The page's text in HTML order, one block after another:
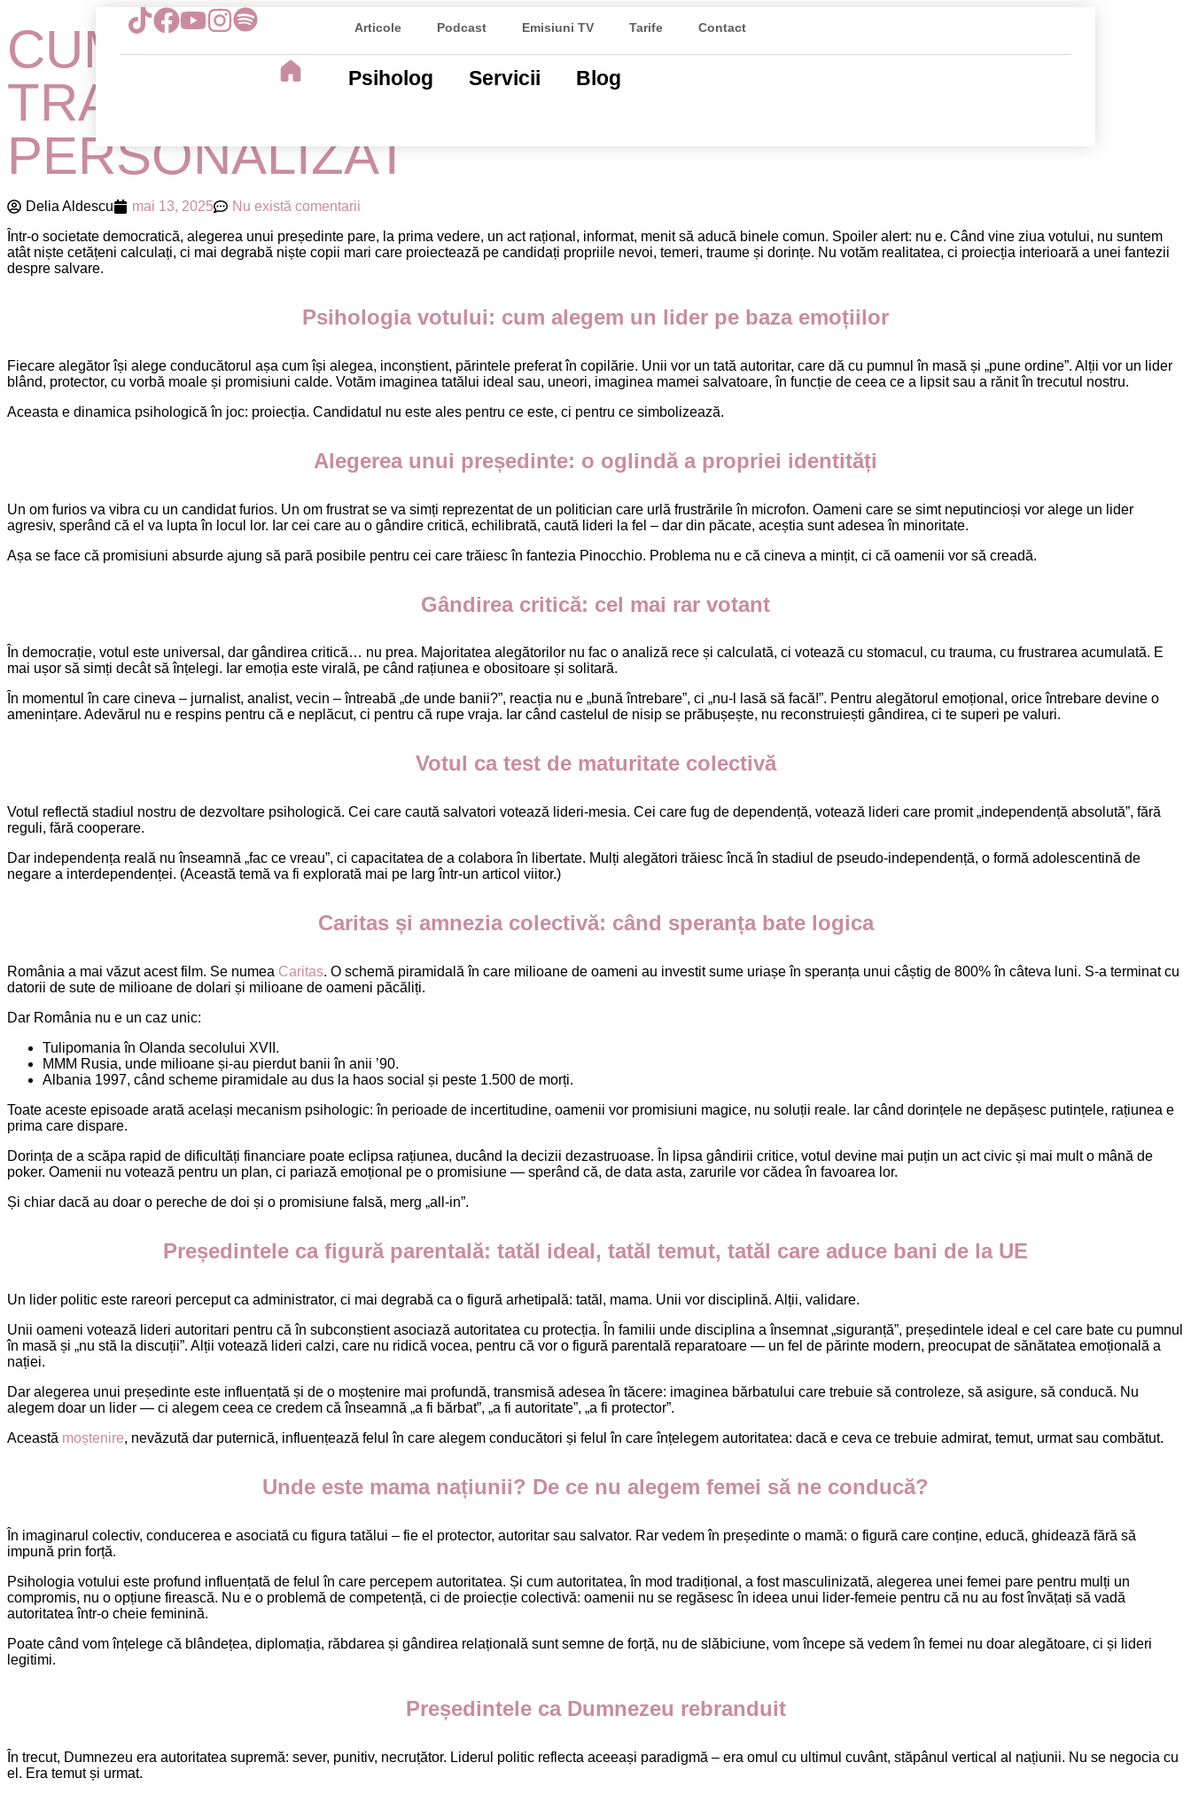
Articole Podcast Emisiuni TV Tarife Contact
Psiholog Servicii Blog
CUM NE ALEGEM CONDUCĂTORII: ÎNTRE
TRAUMĂ, DORINȚĂ ȘI DUMNEZEU
PERSONALIZAT
Delia Aldescu mai 13, 2025
Nu există comentarii
Într-o societate democratică, alegerea unui președinte pare, la prima vedere, un act rațional, informat, menit să aducă binele comun. Spoiler alert: nu e. Când vine ziua votului, nu suntem
atât niște cetățeni calculați, ci mai degrabă niște copii mari care proiectează pe candidați propriile nevoi, temeri, traume și dorințe. Nu votăm realitatea, ci proiecția interioară a unei fantezii
despre salvare.
Psihologia votului: cum alegem un lider pe baza emoțiilor
Fiecare alegător își alege conducătorul așa cum își alegea, inconștient, părintele preferat în copilărie. Unii vor un tată autoritar, care dă cu pumnul în masă și „pune ordine”. Alții vor un lider
blând, protector, cu vorbă moale și promisiuni calde. Votăm imaginea tatălui ideal sau, uneori, imaginea mamei salvatoare, în funcție de ceea ce a lipsit sau a rănit în trecutul nostru.
Aceasta e dinamica psihologică în joc: proiecția. Candidatul nu este ales pentru ce este, ci pentru ce simbolizează.
Alegerea unui președinte: o oglindă a propriei identități
Un om furios va vibra cu un candidat furios. Un om frustrat se va simți reprezentat de un politician care urlă frustrările în microfon. Oameni care se simt neputincioși vor alege un lider
agresiv, sperând că el va lupta în locul lor. Iar cei care au o gândire critică, echilibrată, caută lideri la fel – dar din păcate, aceștia sunt adesea în minoritate.
Așa se face că promisiuni absurde ajung să pară posibile pentru cei care trăiesc în fantezia Pinocchio. Problema nu e că cineva a mințit, ci că oamenii vor să creadă.
Gândirea critică: cel mai rar votant
În democrație, votul este universal, dar gândirea critică… nu prea. Majoritatea alegătorilor nu fac o analiză rece și calculată, ci votează cu stomacul, cu trauma, cu frustrarea acumulată. E
mai ușor să simți decât să înțelegi. Iar emoția este virală, pe când rațiunea e obositoare și solitară.
În momentul în care cineva – jurnalist, analist, vecin – întreabă „de unde banii?”, reacția nu e „bună întrebare”, ci „nu-l lasă să facă!”. Pentru alegătorul emoțional, orice întrebare devine o
amenințare. Adevărul nu e respins pentru că e neplăcut, ci pentru că rupe vraja. Iar când castelul de nisip se prăbușește, nu reconstruiești gândirea, ci te superi pe valuri.
Votul ca test de maturitate colectivă
Votul reflectă stadiul nostru de dezvoltare psihologică. Cei care caută salvatori votează lideri-mesia. Cei care fug de dependență, votează lideri care promit „independență absolută”, fără
reguli, fără cooperare.
Dar independența reală nu înseamnă „fac ce vreau”, ci capacitatea de a colabora în libertate. Mulți alegători trăiesc încă în stadiul de pseudo-independență, o formă adolescentină de
negare a interdependenței. (Această temă va fi explorată mai pe larg într-un articol viitor.)
Caritas și amnezia colectivă: când speranța bate logica
România a mai văzut acest film. Se numea Caritas. O schemă piramidală în care milioane de oameni au investit sume uriașe în speranța unui câștig de 800% în câteva luni. S-a terminat cu
datorii de sute de milioane de dolari și milioane de oameni păcăliți.
Dar România nu e un caz unic:
Tulipomania în Olanda secolului XVII.
MMM Rusia, unde milioane și-au pierdut banii în anii ’90.
Albania 1997, când scheme piramidale au dus la haos social și peste 1.500 de morți.
Toate aceste episoade arată același mecanism psihologic: în perioade de incertitudine, oamenii vor promisiuni magice, nu soluții reale. Iar când dorințele ne depășesc putințele, rațiunea e
prima care dispare.
Dorința de a scăpa rapid de dificultăți financiare poate eclipsa rațiunea, ducând la decizii dezastruoase. În lipsa gândirii critice, votul devine mai puțin un act civic și mai mult o mână de
poker. Oamenii nu votează pentru un plan, ci pariază emoțional pe o promisiune — sperând că, de data asta, zarurile vor cădea în favoarea lor.
Și chiar dacă au doar o pereche de doi și o promisiune falsă, merg „all-in”.
Președintele ca figură parentală: tatăl ideal, tatăl temut, tatăl care aduce bani de la UE
Un lider politic este rareori perceput ca administrator, ci mai degrabă ca o figură arhetipală: tatăl, mama. Unii vor disciplină. Alții, validare.
Unii oameni votează lideri autoritari pentru că în subconștient asociază autoritatea cu protecția. În familii unde disciplina a însemnat „siguranță”, președintele ideal e cel care bate cu pumnul
în masă și „nu stă la discuții”. Alții votează lideri calzi, care nu ridică vocea, pentru că vor o figură parentală reparatoare — un fel de părinte modern, preocupat de sănătatea emoțională a
nației.
Dar alegerea unui președinte este influențată și de o moștenire mai profundă, transmisă adesea în tăcere: imaginea bărbatului care trebuie să controleze, să asigure, să conducă. Nu
alegem doar un lider — ci alegem ceea ce credem că înseamnă „a fi bărbat”, „a fi autoritate”, „a fi protector”.
Această moștenire, nevăzută dar puternică, influențează felul în care alegem conducători și felul în care înțelegem autoritatea: dacă e ceva ce trebuie admirat, temut, urmat sau combătut.
Unde este mama națiunii? De ce nu alegem femei să ne conducă?
În imaginarul colectiv, conducerea e asociată cu figura tatălui – fie el protector, autoritar sau salvator. Rar vedem în președinte o mamă: o figură care conține, educă, ghidează fără să
impună prin forță.
Psihologia votului este profund influențată de felul în care percepem autoritatea. Și cum autoritatea, în mod tradițional, a fost masculinizată, alegerea unei femei pare pentru mulți un
compromis, nu o opțiune firească. Nu e o problemă de competență, ci de proiecție colectivă: oamenii nu se regăsesc în ideea unui lider-femeie pentru că nu au fost învățați să vadă
autoritatea într-o cheie feminină.
Poate când vom înțelege că blândețea, diplomația, răbdarea și gândirea relațională sunt semne de forță, nu de slăbiciune, vom începe să vedem în femei nu doar alegătoare, ci și lideri
legitimi.
Președintele ca Dumnezeu rebranduit
În trecut, Dumnezeu era autoritatea supremă: sever, punitiv, necruțător. Liderul politic reflecta aceeași paradigmă – era omul cu ultimul cuvânt, stăpânul vertical al națiunii. Nu se negocia cu
el. Era temut și urmat.